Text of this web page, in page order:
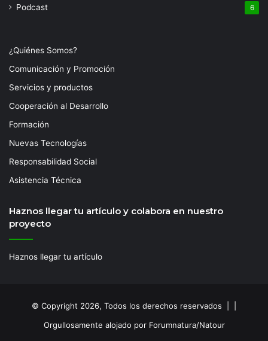
Podcast 6
¿Quiénes Somos?
Comunicación y Promoción
Servicios y productos
Cooperación al Desarrollo
Formación
Nuevas Tecnologías
Responsabilidad Social
Asistencia Técnica
Haznos llegar tu artículo y colabora en nuestro
proyecto
Haznos llegar tu artículo
© Copyright 2026, Todos los derechos reservados | |
Orgullosamente alojado por Forumnatura/Natour